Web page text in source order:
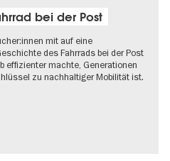
bei der Post
mit auf eine
des Fahrrads bei der Post
effizienter machte, Generationen
zu nachhaltiger Mobilität ist.